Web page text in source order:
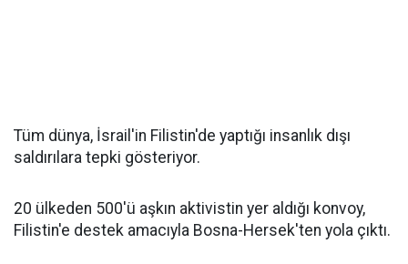
Tüm dünya, İsrail'in Filistin'de yaptığı insanlık dışı
saldırılara tepki gösteriyor.
20 ülkeden 500'ü aşkın aktivistin yer aldığı konvoy,
Filistin'e destek amacıyla Bosna-Hersek'ten yola çıktı.